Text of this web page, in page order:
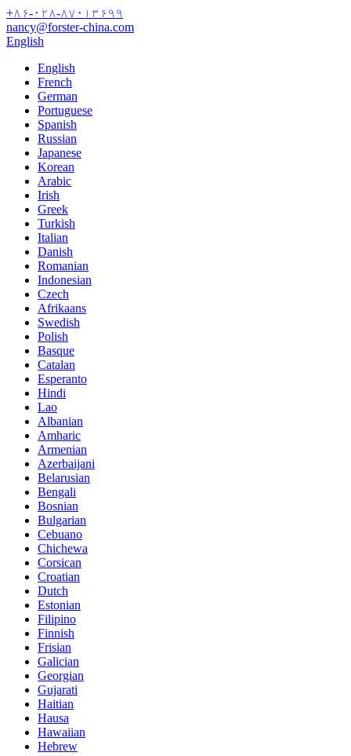
+۸۶-۰۲۸-۸۷۰۱۳۶۹۹
nancy@forster-china.com
English
English
French
German
Portuguese
Spanish
Russian
Japanese
Korean
Arabic
Irish
Greek
Turkish
Italian
Danish
Romanian
Indonesian
Czech
Afrikaans
Swedish
Polish
Basque
Catalan
Esperanto
Hindi
Lao
Albanian
Amharic
Armenian
Azerbaijani
Belarusian
Bengali
Bosnian
Bulgarian
Cebuano
Chichewa
Corsican
Croatian
Dutch
Estonian
Filipino
Finnish
Frisian
Galician
Georgian
Gujarati
Haitian
Hausa
Hawaiian
Hebrew